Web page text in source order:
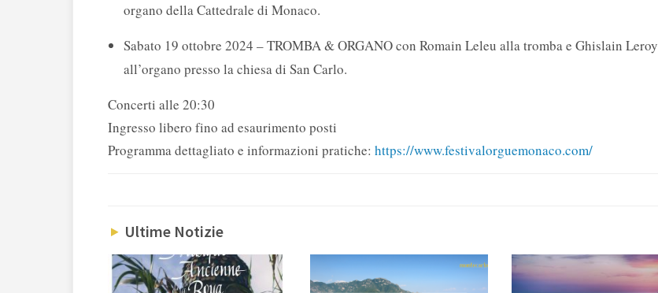
organo della Cattedrale di Monaco.
Sabato 19 ottobre 2024 – TROMBA & ORGANO con Romain Leleu alla tromba e Ghislain Leroy
all’organo presso la chiesa di San Carlo.
Concerti alle 20:30
Ingresso libero fino ad esaurimento posti
Programma dettagliato e informazioni pratiche: https://www.festivalorguemonaco.com/
Ultime Notizie